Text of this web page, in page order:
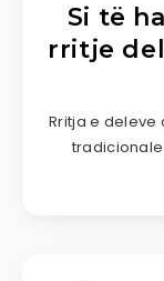
Si të
rritje
Rritja e deleve